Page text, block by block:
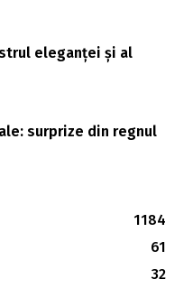
eleganței și al
surprize din regnul
1184
61
32